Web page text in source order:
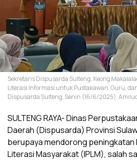
Sekretaris Dispusarda Sulteng, Keong
Literasi Informasi untuk Pustakawan, Guru,
Dispusarda Sulteng, Senin (16/6/2025).
SULTENG RAYA- Dinas
Daerah (Dispusarda) Provinsi
berupaya mendorong peningkatan
Literasi Masyarakat (IPLM), salah